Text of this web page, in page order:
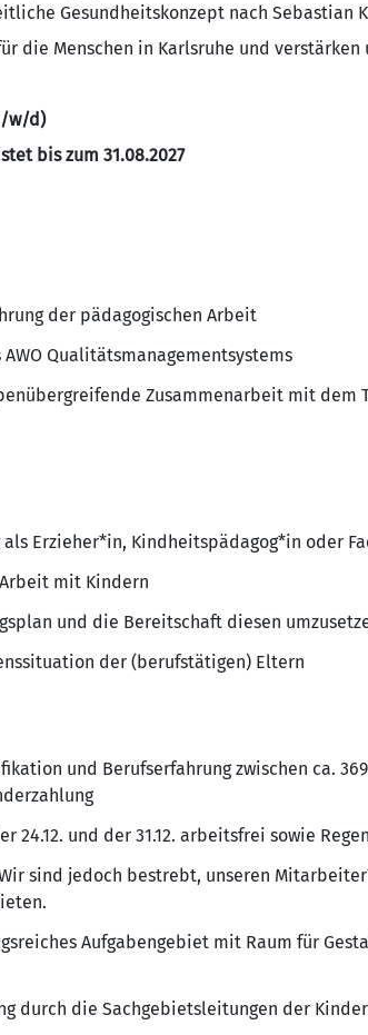
Gesundheitskonzept nach Sebastian
die Menschen in Karlsruhe und verstärken
w/d)
bis zum 31.08.2027
der pädagogischen Arbeit
Qualitätsmanagementsystems
Zusammenarbeit mit dem
Erzieher*in, Kindheitspädagog*in oder
mit Kindern
und die Bereitschaft diesen
der (berufstätigen) Eltern
und Berufserfahrung zwischen ca.
24.12. und der 31.12. arbeitsfrei sowie
sind jedoch bestrebt, unseren
Aufgabengebiet mit Raum für
durch die Sachgebietsleitungen der